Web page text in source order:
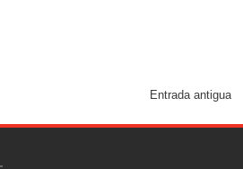
Entrada antigua